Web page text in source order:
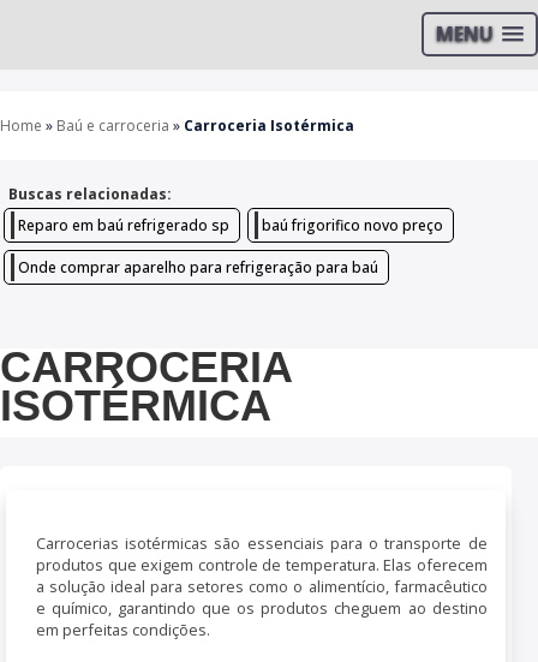
MENU
Home » Baú e carroceria » Carroceria Isotérmica
Buscas relacionadas:
Reparo em baú refrigerado sp
baú frigorifico novo preço
Onde comprar aparelho para refrigeração para baú
CARROCERIA
ISOTÉRMICA
Carrocerias isotérmicas são essenciais para o transporte de
produtos que exigem controle de temperatura. Elas oferecem
a solução ideal para setores como o alimentício, farmacêutico
e químico, garantindo que os produtos cheguem ao destino
em perfeitas condições.